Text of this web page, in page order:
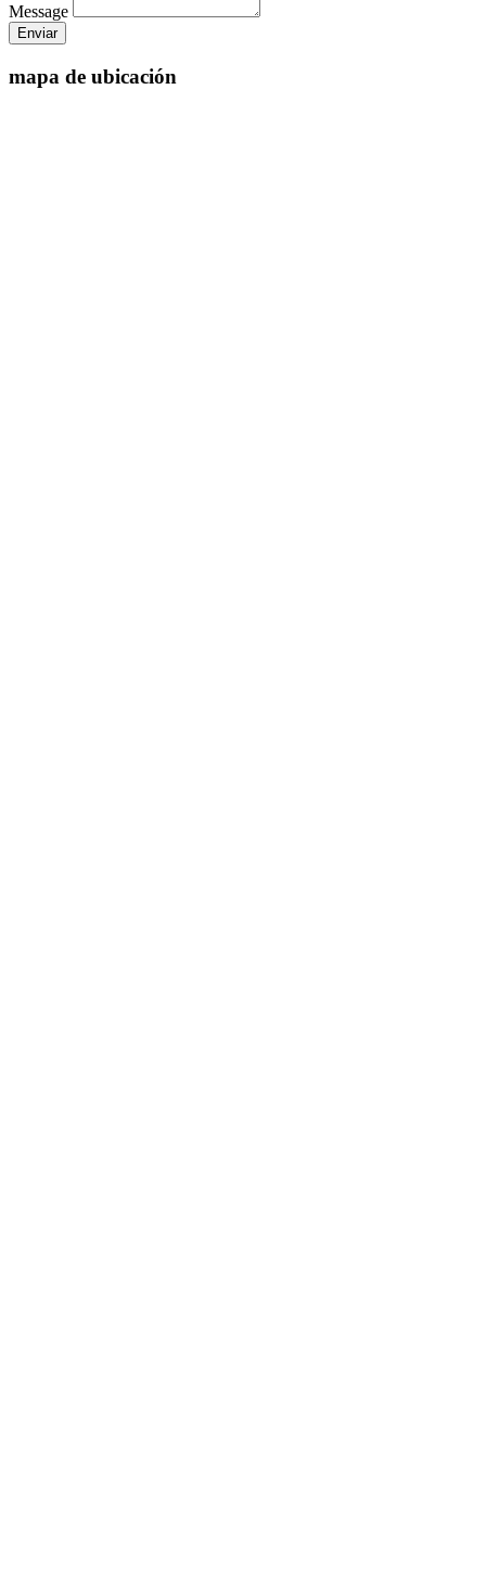
Message
Enviar
mapa de ubicación